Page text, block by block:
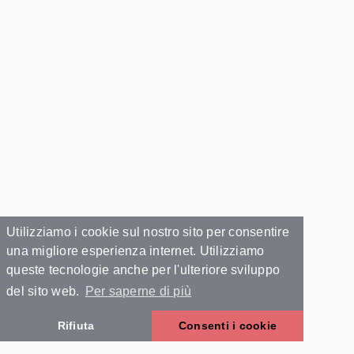
Utilizziamo i cookie sul nostro sito per consentire
una migliore esperienza internet. Utilizziamo
queste tecnologie anche per l'ulteriore sviluppo
del sito web.
Per saperne di più
Rifiuta Consenti i cookie